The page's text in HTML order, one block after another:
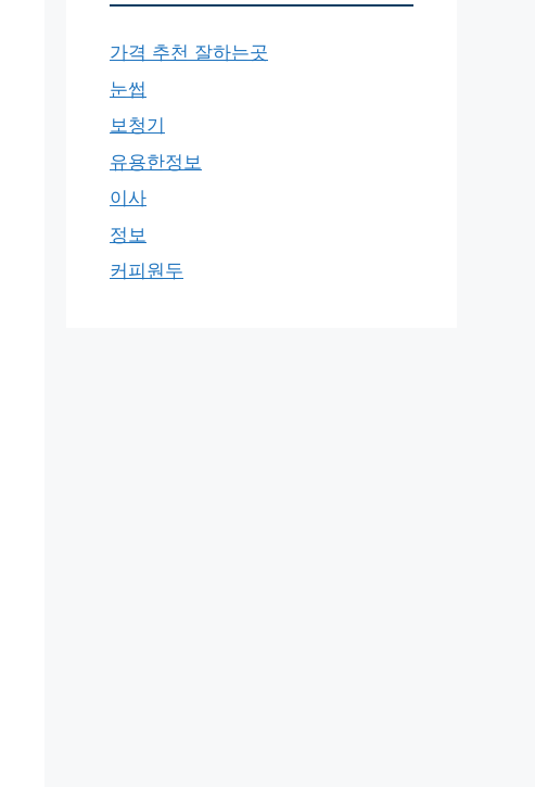
가격 추천 잘하는곳
눈썹
보청기
유용한정보
이사
정보
커피원두